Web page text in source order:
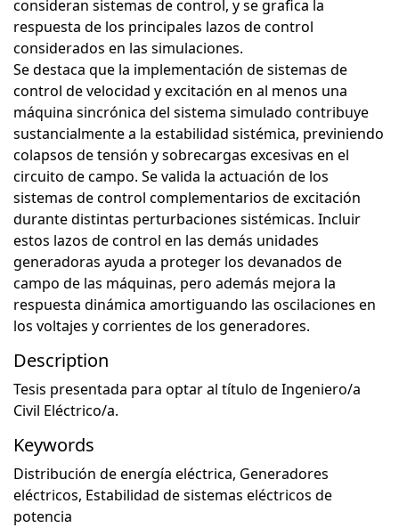
consideran sistemas de control, y se grafica la
respuesta de los principales lazos de control
considerados en las simulaciones.
Se destaca que la implementación de sistemas de
control de velocidad y excitación en al menos una
máquina sincrónica del sistema simulado contribuye
sustancialmente a la estabilidad sistémica, previniendo
colapsos de tensión y sobrecargas excesivas en el
circuito de campo. Se valida la actuación de los
sistemas de control complementarios de excitación
durante distintas perturbaciones sistémicas. Incluir
estos lazos de control en las demás unidades
generadoras ayuda a proteger los devanados de
campo de las máquinas, pero además mejora la
respuesta dinámica amortiguando las oscilaciones en
los voltajes y corrientes de los generadores.
Description
Tesis presentada para optar al título de Ingeniero/a
Civil Eléctrico/a.
Keywords
Distribución de energía eléctrica, Generadores
eléctricos, Estabilidad de sistemas eléctricos de
potencia